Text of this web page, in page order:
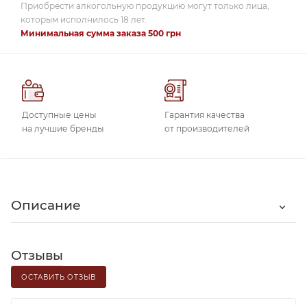
Приобрести алкогольную продукцию могут только лица,
которым исполнилось 18 лет.
Минимальная сумма заказа 500 грн
Доступные цены
на лучшие бренды
Гарантия качества
от производителей
Описание
Отзывы
ОСТАВИТЬ ОТЗЫВ